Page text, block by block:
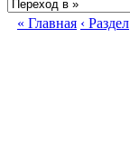
« Главная ‹ Раздел